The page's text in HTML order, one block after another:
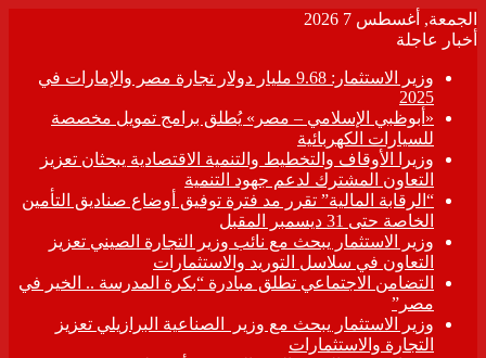
الجمعة, أغسطس 7 2026
أخبار عاجلة
وزير الاستثمار: 9.68 مليار دولار تجارة مصر والإمارات في
2025
«أبوظبي الإسلامي – مصر» يُطلق برامج تمويل مخصصة
للسيارات الكهربائية
وزيرا الأوقاف والتخطيط والتنمية الاقتصادية يبحثان تعزيز
التعاون المشترك لدعم جهود التنمية
“الرقابة المالية” تقرر مد فترة توفيق أوضاع صناديق التأمين
الخاصة حتى 31 ديسمبر المقبل
وزير الاستثمار يبحث مع نائب وزير التجارة الصيني تعزيز
التعاون في سلاسل التوريد والاستثمارات
التضامن الاجتماعي تطلق مبادرة “بكرة المدرسة .. الخير في
مصر”
وزير الاستثمار يبحث مع وزير الصناعية البرازيلي تعزيز
التجارة والاستثمارات